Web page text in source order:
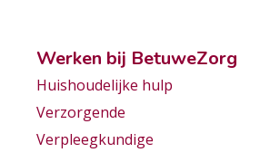
Werken bij BetuweZorg
Huishoudelijke hulp
Verzorgende
Verpleegkundige